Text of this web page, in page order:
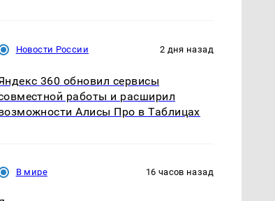
России
из-за этого
СМИ: В Химках на
полицейскую
машину напали и
Новости России 2 дня назад
360 обновил сервисы
работы и расширил
Алисы Про в Таблицах
В мире 16 часов назад